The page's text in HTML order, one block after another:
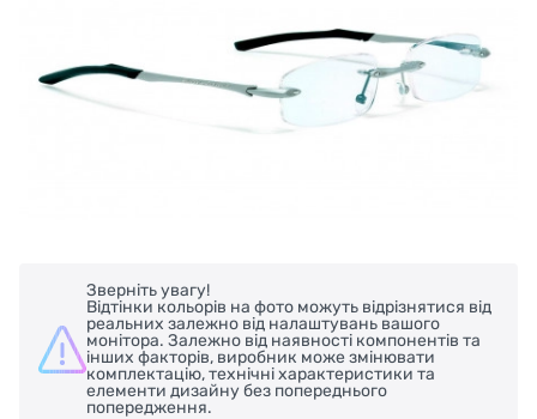
Зверніть увагу!
Відтінки кольорів на фото можуть відрізнятися від
реальних залежно від налаштувань вашого
монітора. Залежно від наявності компонентів та
інших факторів, виробник може змінювати
комплектацію, технічні характеристики та
елементи дизайну без попереднього
попередження.